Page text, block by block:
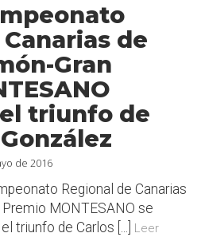
de
Gran
triunfo de
de 2016
Regional de Canarias
MONTESANO se
triunfo de Carlos [...] Leer